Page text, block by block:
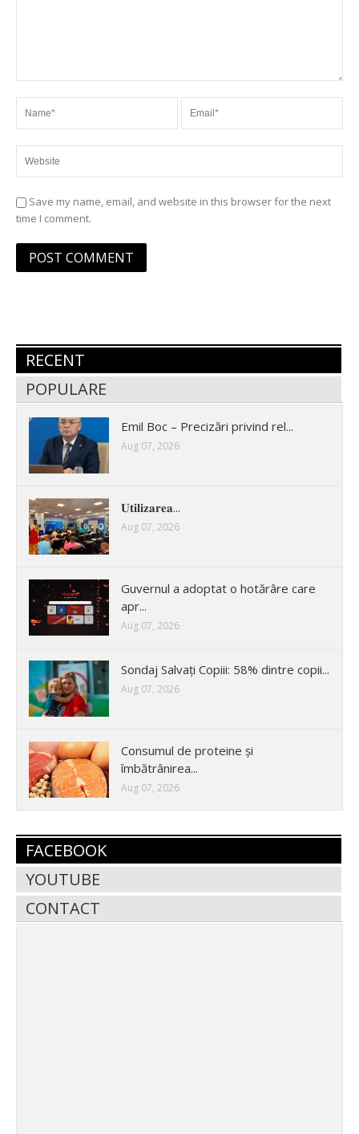
Save my name, email, and website in this browser for the next
time I comment.
RECENT
POPULARE
Emil Boc – Precizări privind rel...
Aug 07, 2026
𝐔𝐭𝐢𝐥𝐢𝐳𝐚𝐫𝐞𝐚...
Aug 07, 2026
Guvernul a adoptat o hotărâre care
apr...
Aug 07, 2026
Sondaj Salvați Copiii: 58% dintre copii...
Aug 07, 2026
Consumul de proteine și
îmbătrânirea...
Aug 07, 2026
FACEBOOK
YOUTUBE
CONTACT